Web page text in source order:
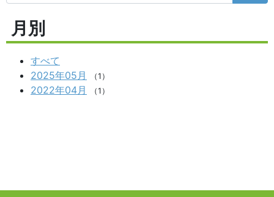
月別
すべて
2025年05月
（1）
2022年04月 （1）